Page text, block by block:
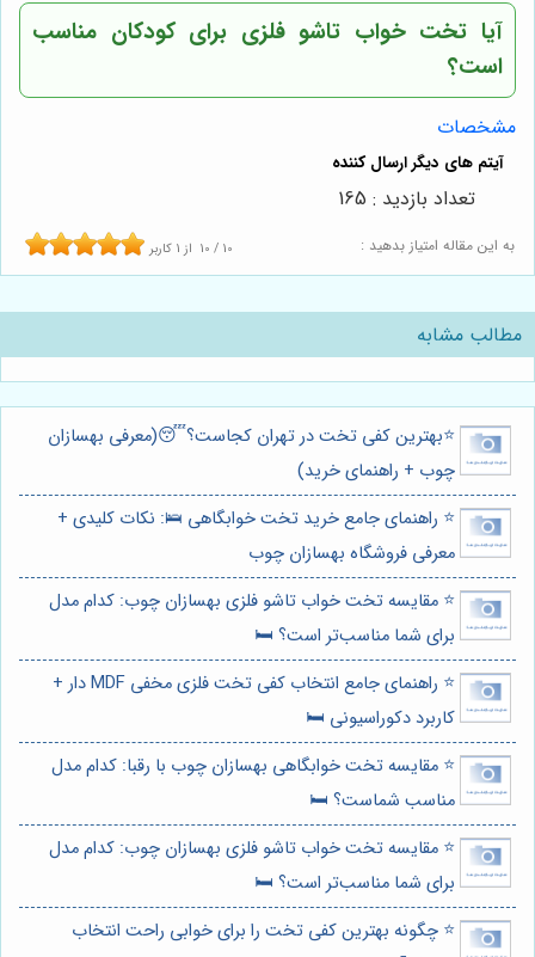
آیا تخت خواب تاشو فلزی برای کودکان مناسب
است؟
مشخصات
به این مقاله امتیاز بدهید : 10 / 10 از 1 کاربر
تعداد بازدید : 165
مطالب مشابه
⭐️بهترین کفی تخت در تهران کجاست؟😴(معرفی بهسازان
چوب + راهنمای خرید)
⭐️ راهنمای جامع خرید تخت خوابگاهی 🛌: نکات کلیدی +
معرفی فروشگاه بهسازان چوب
⭐️ مقایسه تخت خواب تاشو فلزی بهسازان چوب: کدام مدل
برای شما مناسب‌تر است؟ 🛏️
⭐️ راهنمای جامع انتخاب کفی تخت فلزی مخفی MDF دار +
کاربرد دکوراسیونی 🛏️
⭐️ مقایسه تخت خوابگاهی بهسازان چوب با رقبا: کدام مدل
مناسب شماست؟ 🛏️
⭐️ مقایسه تخت خواب تاشو فلزی بهسازان چوب: کدام مدل
برای شما مناسب‌تر است؟ 🛏️
⭐️ چگونه بهترین کفی تخت را برای خوابی راحت انتخاب